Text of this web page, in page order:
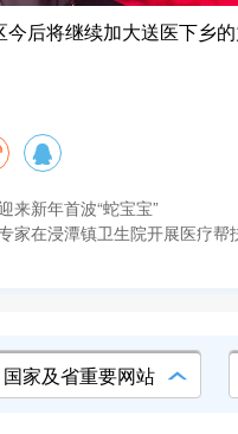
后将继续加大送医下乡
来新年首波“蛇宝宝”
家在浸潭镇卫生院开展医疗帮
国家及省重要网站